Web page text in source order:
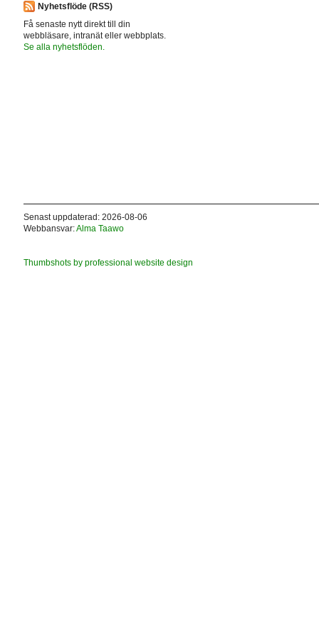
Nyhetsflöde (RSS)
Få senaste nytt direkt till din
webbläsare, intranät eller webbplats.
Se alla nyhetsflöden.
Senast uppdaterad: 2026-08-06
Webbansvar:Alma Taawo
Thumbshots by professional website design